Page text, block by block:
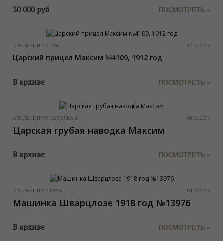
30 000руб ПОСМОТРЕТЬ »
АРХИВНЫЙ №: 4109 10.02.2026
Царский прицел Максим №4109, 1912 год
В архиве ПОСМОТРЕТЬ »
АРХИВНЫЙ №: НАВОДКА-1 08.02.2026
Царская грубая наводка Максим
В архиве ПОСМОТРЕТЬ »
АРХИВНЫЙ №: 13976 04.02.2026
Машинка Шварцлозе 1918 год №13976
В архиве ПОСМОТРЕТЬ »